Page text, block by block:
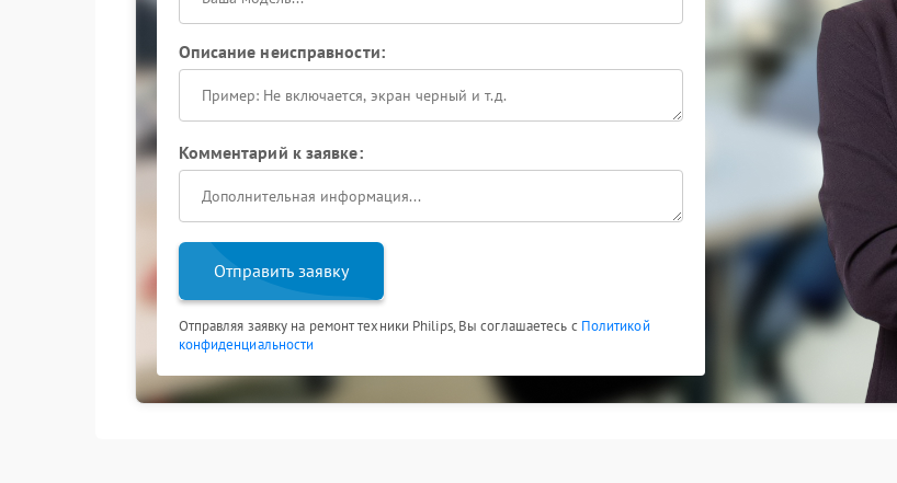
Описание неисправности:
Комментарий к заявке:
Отправить заявку
Отправляя заявку на ремонт техники Philips, Вы соглашаетесь с Политикой
конфиденциальности